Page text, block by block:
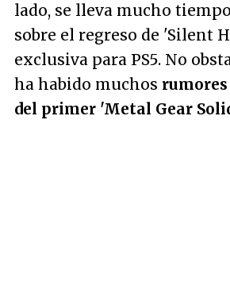
lado, se lleva mucho
sobre el regreso de 'Silent
exclusiva para PS5. No
ha habido muchos
del primer 'Metal Gear